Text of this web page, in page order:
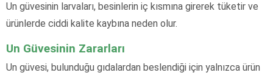
Un güvesinin larvaları, besinlerin iç kısmına girerek tüketir ve
ürünlerde ciddi kalite kaybına neden olur.
Un Güvesinin Zararları
Un güvesi, bulunduğu gıdalardan beslendiği için yalnızca ürün